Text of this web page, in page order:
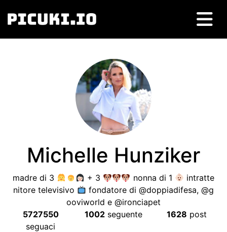
Michelle Hunziker
madre di 3 + 3 nonna di 1
intratte
nitore televisivo
fondatore di @doppiadifesa, @g
ooviworld e @ironciapet
5727550
seguaci
1002 seguente 1628 post